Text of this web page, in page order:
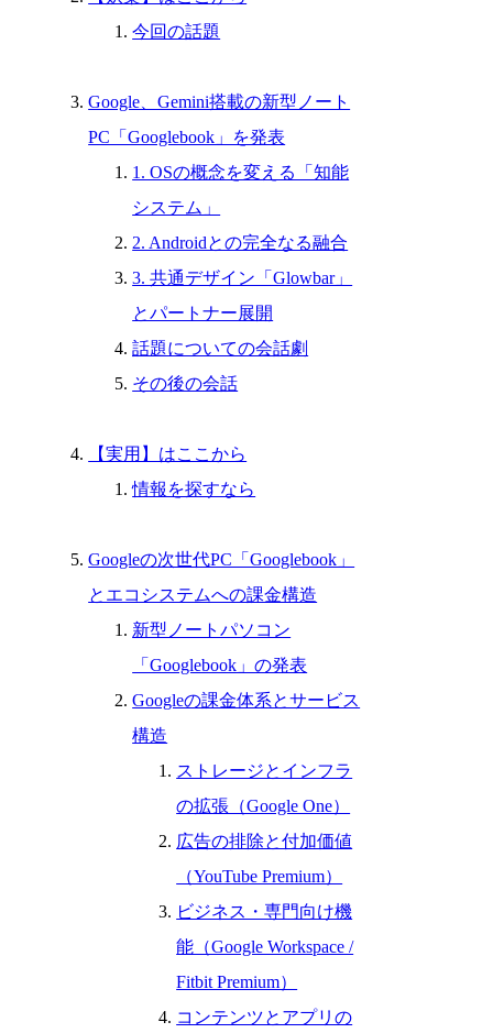
今回の話題
Google、Gemini搭載の新型ノート
PC「Googlebook」を発表
1. OSの概念を変える「知能
システム」
2. Androidとの完全なる融合
3. 共通デザイン「Glowbar」
とパートナー展開
話題についての会話劇
その後の会話
【実用】はここから
情報を探すなら
Googleの次世代PC「Googlebook」
とエコシステムへの課金構造
新型ノートパソコン
「Googlebook」の発表
Googleの課金体系とサービス
構造
ストレージとインフラ
の拡張（Google One）
広告の排除と付加価値
（YouTube Premium）
ビジネス・専門向け機
能（Google Workspace /
Fitbit Premium）
コンテンツとアプリの